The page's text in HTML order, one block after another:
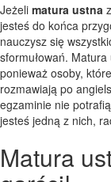
Jeżeli matura ustna
jesteś do końca
nauczysz się
sformułowań.
ponieważ osoby,
rozmawiają po
egzaminie nie
jesteś jedną z nich,
Matura